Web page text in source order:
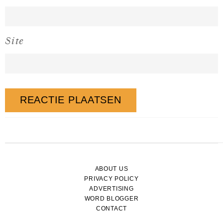
Site
ABOUT US
PRIVACY POLICY
ADVERTISING
WORD BLOGGER
CONTACT